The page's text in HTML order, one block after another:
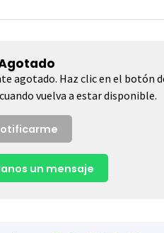
agotado. Haz clic en el botón
vuelva a estar disponible.
un mensaje